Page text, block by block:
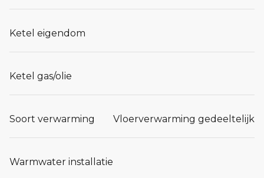
Ketel eigendom
Ketel gas/olie
Soort verwarming Vloerverwarming gedeeltelijk
Warmwater installatie